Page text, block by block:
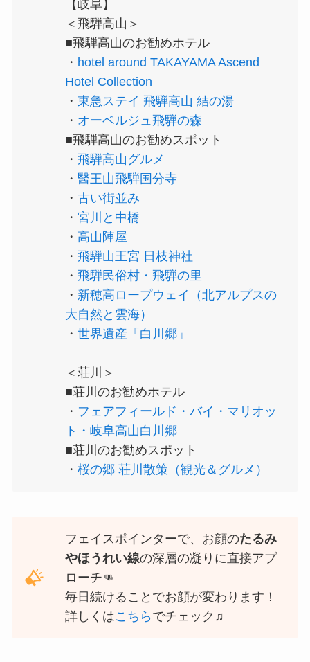
【岐阜】
＜飛騨高山＞
■飛騨高山のお勧めホテル
・ hotel around TAKAYAMA Ascend
Hotel Collection
・東急ステイ 飛騨高山 結の湯
・ オーベルジュ飛騨の森
■飛騨高山のお勧めスポット
・ 飛騨高山グルメ
・醫王山飛騨国分寺
・古い街並み
・宮川と中橋
・高山陣屋
・ 飛騨山王宮 日枝神社
・ 飛騨民俗村・飛騨の里
・ 新穂高ロープウェイ（北アルプスの
大自然と雲海）
・世界遺産「白川郷」
＜荘川＞
■荘川のお勧めホテル
・ フェアフィールド・バイ・マリオッ
ト・岐阜高山白川郷
■荘川のお勧めスポット
・桜の郷 荘川散策（観光＆グルメ）
フェイスポインターで、お顔のたるみ
やほうれい線の深層の凝りに直接アプ
ローチ👊
毎日続けることでお顔が変わります！
詳しくはこちら でチェック♫